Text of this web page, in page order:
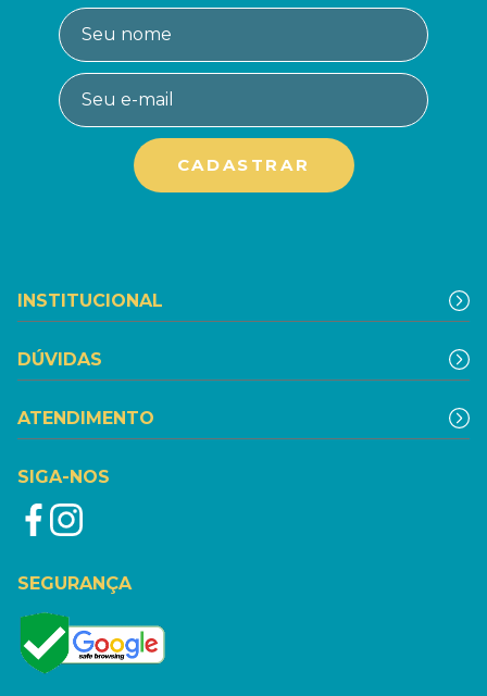
INSTITUCIONAL
DÚVIDAS
ATENDIMENTO
SIGA-NOS
SEGURANÇA